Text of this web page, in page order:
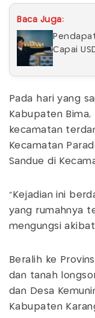
Baca Juga:
Capai
Pada hari yang
Kabupaten Bima,
kecamatan
Kecamatan
Sandue di
"Kejadian ini
yang rumahnya
mengungsi
Beralih ke
dan tanah
dan Desa
Kabupaten